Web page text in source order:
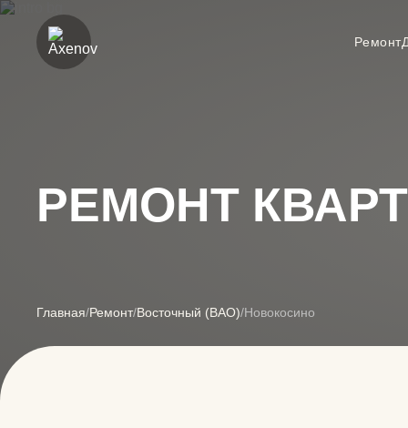
Ремонт
РЕМОНТ
Главная/Ремонт/Восточный (ВАО)/Новокосино